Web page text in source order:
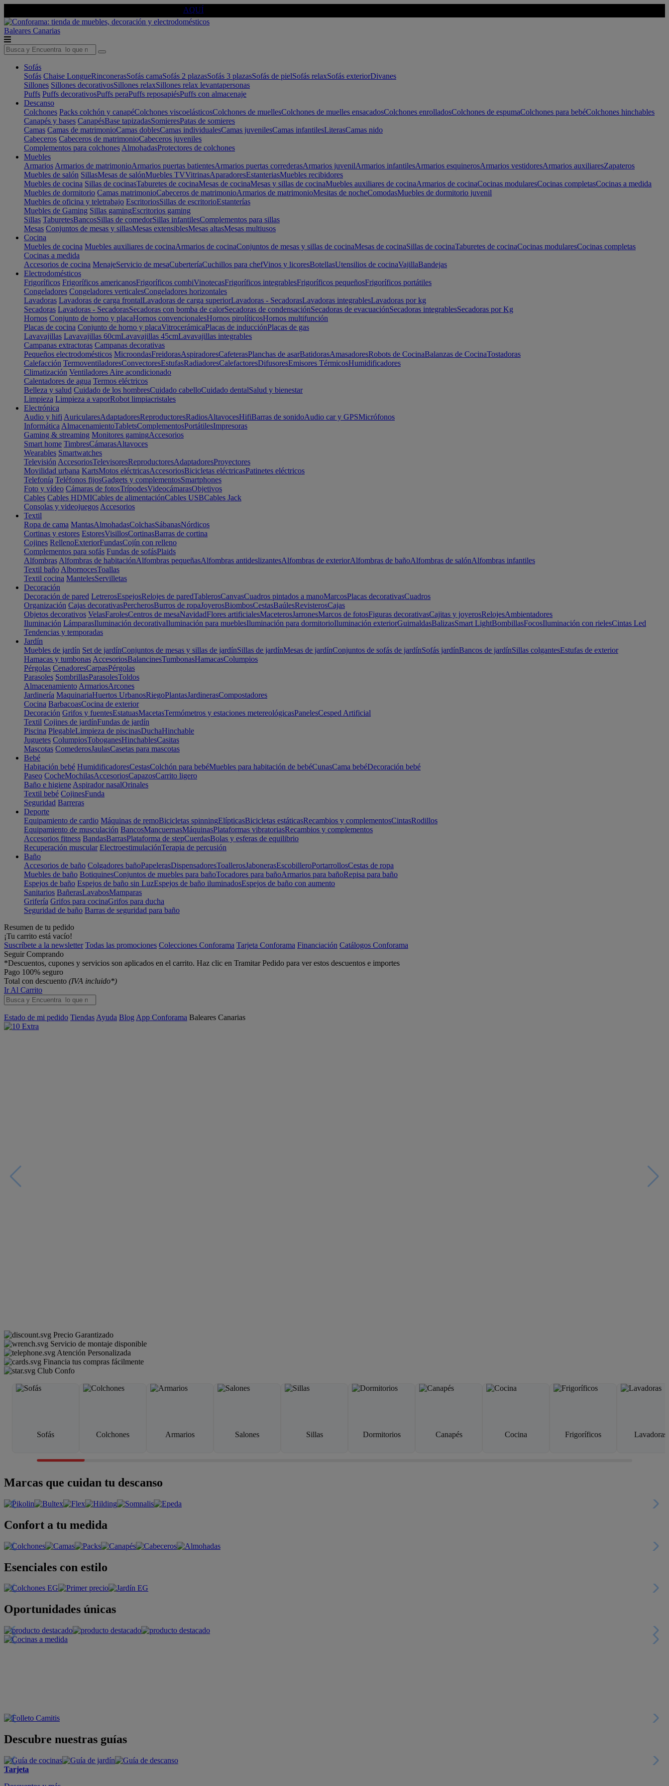
AQUÍ
Baleares Canarias
Sofás
Sofás Chaise LongueRinconerasSofás camaSofás 2 plazasSofás 3 plazasSofás de pielSofás relaxSofás exteriorDivanes
Sillones Sillones decorativosSillones relaxSillones relax levantapersonas
Puffs Puffs decorativosPuffs peraPuffs reposapiésPuffs con almacenaje
Descanso
Colchones Packs colchón y canapéColchones viscoelásticosColchones de muellesColchones de muelles ensacadosColchones enrolladosColchones de espumaColchones para bebéColchones hinchables
Canapés y bases CanapésBase tapizadasSomieresPatas de somieres
Camas Camas de matrimonioCamas doblesCamas individualesCamas juvenilesCamas infantilesLiterasCamas nido
Cabeceros Cabeceros de matrimonioCabeceros juveniles
Complementos para colchones AlmohadasProtectores de colchones
Muebles
Armarios Armarios de matrimonioArmarios puertas batientesArmarios puertas correderasArmarios juvenilArmarios infantilesArmarios esquinerosArmarios vestidoresArmarios auxiliaresZapateros
Muebles de salón SillasMesas de salónMuebles TVVitrinasAparadoresEstanteriasMuebles recibidores
Muebles de cocina Sillas de cocinasTaburetes de cocinaMesas de cocinaMesas y sillas de cocinaMuebles auxiliares de cocinaArmarios de cocinaCocinas modularesCocinas completasCocinas a medida
Muebles de dormitorio Camas matrimonioCabeceros de matrimonioArmarios de matrimonioMesitas de nocheComodasMuebles de dormitorio juvenil
Muebles de oficina y teletrabajo EscritoriosSillas de escritorioEstanterías
Muebles de Gaming Sillas gamingEscritorios gaming
Sillas TaburetesBancosSillas de comedorSillas infantilesComplementos para sillas
Mesas Conjuntos de mesas y sillasMesas extensiblesMesas altasMesas multiusos
Cocina
Muebles de cocina Muebles auxiliares de cocinaArmarios de cocinaConjuntos de mesas y sillas de cocinaMesas de cocinaSillas de cocinaTaburetes de cocinaCocinas modularesCocinas completas
Cocinas a medida
Accesorios de cocina MenajeServicio de mesaCuberteríaCuchillos para chefVinos y licoresBotellasUtensilios de cocinaVajillaBandejas
Electrodomésticos
Frigoríficos Frigoríficos americanosFrigoríficos combiVinotecasFrigoríficos integrablesFrigoríficos pequeñosFrigoríficos portátiles
Congeladores Congeladores verticalesCongeladores horizontales
Lavadoras Lavadoras de carga frontalLavadoras de carga superiorLavadoras - SecadorasLavadoras integrablesLavadoras por kg
Secadoras Lavadoras - SecadorasSecadoras con bomba de calorSecadoras de condensaciónSecadoras de evacuaciónSecadoras integrablesSecadoras por Kg
Hornos Conjunto de horno y placaHornos convencionalesHornos pirolíticosHornos multifunción
Placas de cocina Conjunto de horno y placaVitrocerámicaPlacas de inducciónPlacas de gas
Lavavajillas Lavavajillas 60cmLavavajillas 45cmLavavajillas integrables
Campanas extractoras Campanas decorativas
Pequeños electrodomésticos MicroondasFreidorasAspiradoresCafeterasPlanchas de asarBatidorasAmasadoresRobots de CocinaBalanzas de CocinaTostadoras
Calefacción TermoventiladoresConvectoresEstufasRadiadoresCalefactoresDifusoresEmisores TérmicosHumidificadores
Climatización Ventiladores Aire acondicionado
Calentadores de agua Termos eléctricos
Belleza y salud Cuidado de los hombresCuidado cabelloCuidado dentalSalud y bienestar
Limpieza Limpieza a vaporRobot limpiacristales
Electrónica
Audio y hifi AuricularesAdaptadoresReproductoresRadiosAltavocesHifiBarras de sonidoAudio car y GPSMicrófonos
Informática AlmacenamientoTabletsComplementosPortátilesImpresoras
Gaming & streaming Monitores gamingAccesorios
Smart home TimbresCámarasAltavoces
Wearables Smartwatches
Televisión AccesoriosTelevisoresReproductoresAdaptadoresProyectores
Movilidad urbana KartsMotos eléctricasAccesoriosBicicletas eléctricasPatinetes eléctricos
Telefonía Teléfonos fijosGadgets y complementosSmartphones
Foto y vídeo Cámaras de fotosTrípodesVideocámarasObjetivos
Cables Cables HDMICables de alimentaciónCables USBCables Jack
Consolas y videojuegos Accesorios
Textil
Ropa de cama MantasAlmohadasColchasSábanasNórdicos
Cortinas y estores EstoresVisillosCortinasBarras de cortina
Cojines RellenoExteriorFundasCojín con relleno
Complementos para sofás Fundas de sofásPlaids
Alfombras Alfombras de habitaciónAlfombras pequeñasAlfombras antideslizantesAlfombras de exteriorAlfombras de bañoAlfombras de salónAlfombras infantiles
Textil baño AlbornocesToallas
Textil cocina MantelesServilletas
Decoración
Decoración de pared LetrerosEspejosRelojes de paredTablerosCanvasCuadros pintados a manoMarcosPlacas decorativasCuadros
Organización Cajas decorativasPercherosBurros de ropaJoyerosBiombosCestasBaúlesRevisterosCajas
Objetos decorativos VelasFarolesCentros de mesaNavidadFlores artificialesMaceterosJarronesMarcos de fotosFiguras decorativasCajitas y joyerosRelojesAmbientadores
Iluminación LámparasIluminación decorativaIluminación para mueblesIluminación para dormitorioIluminación exteriorGuirnaldasBalizasSmart LightBombillasFocosIluminación con rielesCintas Led
Tendencias y temporadas
Jardín
Muebles de jardín Set de jardínConjuntos de mesas y sillas de jardínSillas de jardínMesas de jardínConjuntos de sofás de jardínSofás jardínBancos de jardínSillas colgantesEstufas de exterior
Hamacas y tumbonas AccesoriosBalancinesTumbonasHamacasColumpios
Pérgolas CenadoresCarpasPérgolas
Parasoles SombrillasParasolesToldos
Almacenamiento ArmariosArcones
Jardinería MaquinariaHuertos UrbanosRiegoPlantasJardinerasCompostadores
Cocina BarbacoasCocina de exterior
Decoración Grifos y fuentesEstatuasMacetasTermómetros y estaciones metereológicasPanelesCesped Artificial
Textil Cojines de jardínFundas de jardín
Piscina PlegableLimpieza de piscinasDuchaHinchable
Juguetes ColumpiosToboganesHinchablesCasitas
Mascotas ComederosJaulasCasetas para mascotas
Bebé
Habitación bebé HumidificadoresCestasColchón para bebéMuebles para habitación de bebéCunasCama bebéDecoración bebé
Paseo CocheMochilasAccesoriosCapazosCarrito ligero
Baño e higiene Aspirador nasalOrinales
Textil bebé CojinesFunda
Seguridad Barreras
Deporte
Equipamiento de cardio Máquinas de remoBicicletas spinningElípticasBicicletas estáticasRecambios y complementosCintasRodillos
Equipamiento de musculación BancosMancuernasMáquinasPlataformas vibratoriasRecambios y complementos
Accesorios fitness BandasBarrasPlataforma de stepCuerdasBolas y esferas de equilibrio
Recuperación muscular ElectroestimulaciónTerapia de percusión
Baño
Accesorios de baño Colgadores bañoPapelerasDispensadoresToallerosJabonerasEscobilleroPortarrollosCestas de ropa
Muebles de baño BotiquinesConjuntos de muebles para bañoTocadores para bañoArmarios para bañoRepisa para baño
Espejos de baño Espejos de baño sin LuzEspejos de baño iluminadosEspejos de baño con aumento
Sanitarios BañerasLavabosMamparas
Grifería Grifos para cocinaGrifos para ducha
Seguridad de baño Barras de seguridad para baño
Resumen de tu pedido
¡Tu carrito está vacío!
Suscríbete a la newsletter Todas las promociones Colecciones Conforama Tarjeta Conforama Financiación Catálogos Conforama
Seguir Comprando
*Descuentos, cupones y servicios son aplicados en el carrito. Haz clic en Tramitar Pedido para ver estos descuentos e importes
Pago 100% seguro
Total con descuento (IVA incluido*)
Ir Al Carrito
Estado de mi pedido Tiendas Ayuda Blog App Conforama Baleares Canarias
Precio Garantizado
Servicio de montaje disponible
Atención Personalizada
Financia tus compras fácilmente
Club Confo
Sofás Colchones Armarios Salones Sillas Dormitorios Canapés Cocina Frigoríficos Lavadoras
Marcas que cuidan tu descanso
Confort a tu medida
Esenciales con estilo
Oportunidades únicas
Descubre nuestras guías
Tarjeta